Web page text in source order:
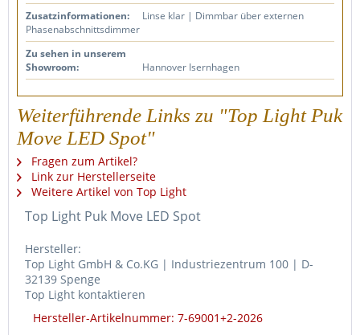
Zusatzinformationen:
Linse klar | Dimmbar über externen
Phasenabschnittsdimmer
Zu sehen in unserem
Showroom:
Hannover Isernhagen
Weiterführende Links zu "Top Light Puk
Move LED Spot"
Fragen zum Artikel?
Link zur Herstellerseite
Weitere Artikel von Top Light
Top Light Puk Move LED Spot
Hersteller:
Top Light GmbH & Co.KG | Industriezentrum 100 | D-
32139 Spenge
Top Light kontaktieren
Hersteller-Artikelnummer: 7-69001+2-2026